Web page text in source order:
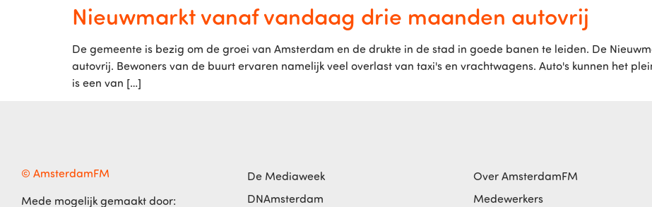
Nieuwmarkt vanaf vandaag drie maanden autovrij
De gemeente is bezig om de groei van Amsterdam en de drukte in de stad in goede banen te leiden. De
autovrij. Bewoners van de buurt ervaren namelijk veel overlast van taxi's en vrachtwagens. Auto's kunnen het
is een van […]
© AmsterdamFM
Mede mogelijk gemaakt door:
De Mediaweek
DNAmsterdam
Over AmsterdamFM
Medewerkers